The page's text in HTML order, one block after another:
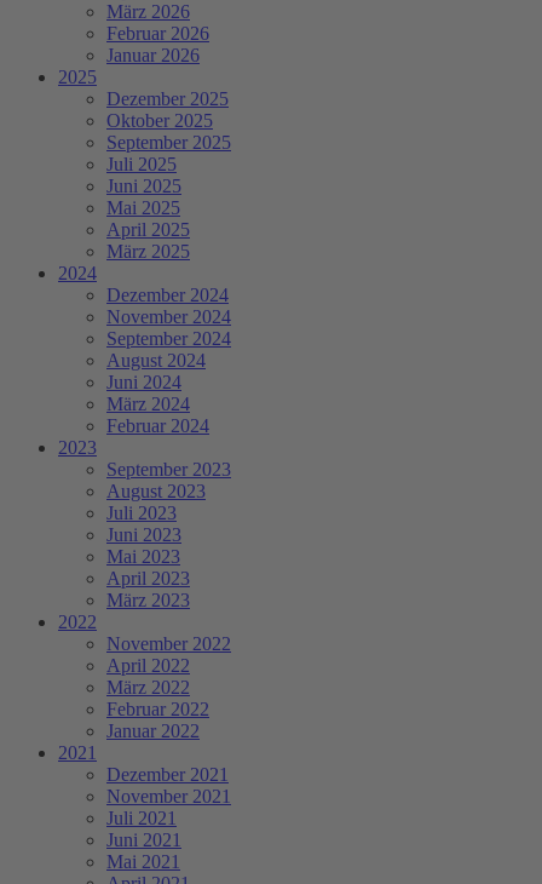
März 2026
Februar 2026
Januar 2026
2025
Dezember 2025
Oktober 2025
September 2025
Juli 2025
Juni 2025
Mai 2025
April 2025
März 2025
2024
Dezember 2024
November 2024
September 2024
August 2024
Juni 2024
März 2024
Februar 2024
2023
September 2023
August 2023
Juli 2023
Juni 2023
Mai 2023
April 2023
März 2023
2022
November 2022
April 2022
März 2022
Februar 2022
Januar 2022
2021
Dezember 2021
November 2021
Juli 2021
Juni 2021
Mai 2021